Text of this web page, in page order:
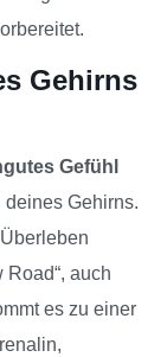
Gehirns
Gefühl
Gehirns.
auch
es zu einer